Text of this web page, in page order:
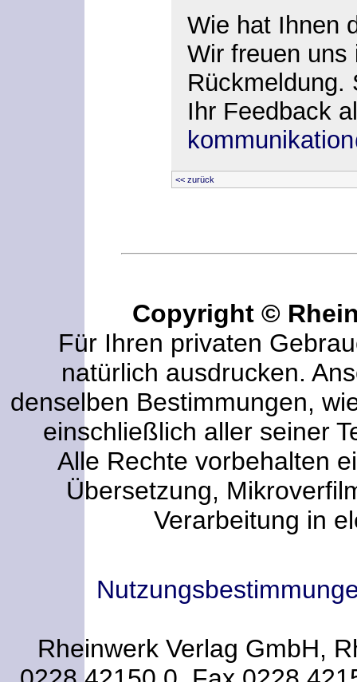
Wie hat Ihnen
Wir freuen uns
Rückmeldung.
Ihr Feedback
<< zurück
Copyright ©
Für Ihren privaten
natürlich ausdrucken.
denselben Bestimmungen,
einschließlich aller seiner
Alle Rechte vorbehalten
Übersetzung,
Verarbeitung in
Rheinwerk Verlag GmbH,